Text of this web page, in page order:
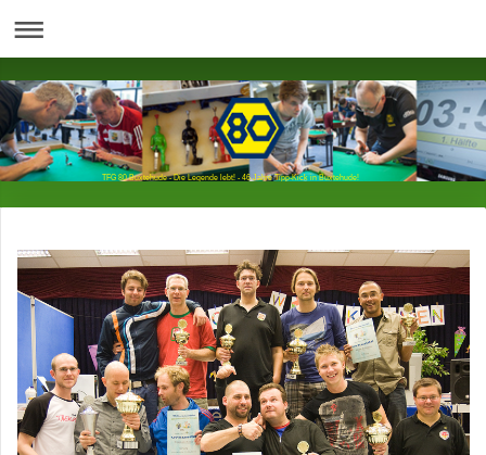
TFG 80 Buxtehude - Die Legende lebt! - 46 Jahre Tipp-Kick in Buxtehude!